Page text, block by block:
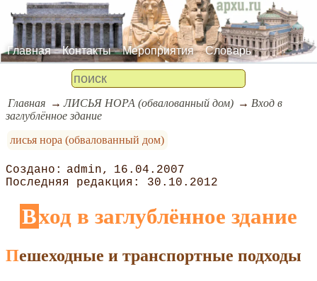
Главная Контакты Мероприятия Словарь
Главная ЛИСЬЯ НОРА (обвалованный дом)
Вход в
заглублённое здание
лисья нора (обвалованный дом)
admin
16.04.2007
30.10.2012
Вход в заглублённое здание
Пешеходные и транспортные подходы